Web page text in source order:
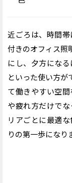
近ごろは、時間
付きのオフィス照
にし、夕方にな
といった使い方が
て働きやすい空間
や疲れ方だけで
リアごとに最適
りの第一歩になり